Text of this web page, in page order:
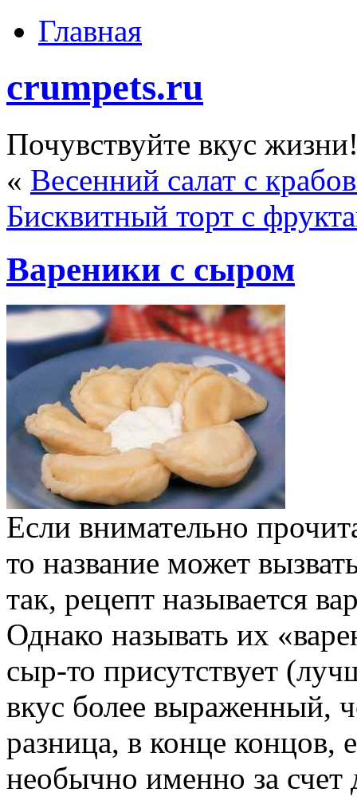
Главная
crumpets.ru
Почувствуйте вкус
« Весенний салат с
Бисквитный торт с
Вареники с сыром
Если внимательно
то название может
так, рецепт называется
Однако называть их
сыр-то присутствует
вкус более выраженный,
разница, в конце концов,
необычно именно за счет